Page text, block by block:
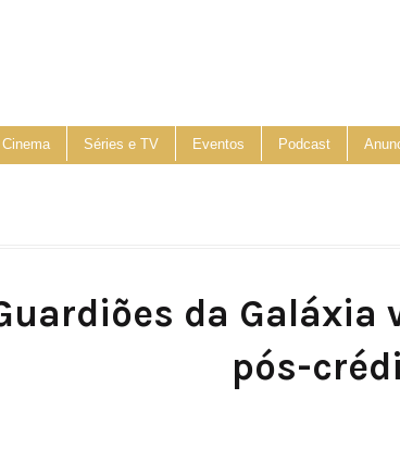
Cinema Séries e TV Eventos Podcast
da Galáxia
pós-